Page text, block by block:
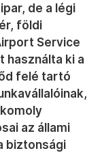
de a légi
földi
Service
használta ki a
felé tartó
az állami
biztonsági